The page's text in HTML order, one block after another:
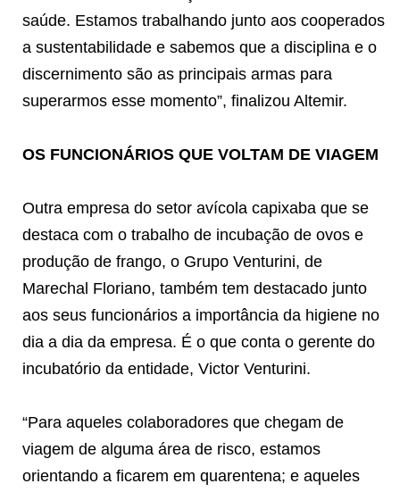
saúde. Estamos trabalhando junto aos cooperados
a sustentabilidade e sabemos que a disciplina e o
discernimento são as principais armas para
superarmos esse momento”, finalizou Altemir.
OS FUNCIONÁRIOS QUE VOLTAM DE VIAGEM
Outra empresa do setor avícola capixaba que se
destaca com o trabalho de incubação de ovos e
produção de frango, o Grupo Venturini, de
Marechal Floriano, também tem destacado junto
aos seus funcionários a importância da higiene no
dia a dia da empresa. É o que conta o gerente do
incubatório da entidade, Victor Venturini.
“Para aqueles colaboradores que chegam de
viagem de alguma área de risco, estamos
orientando a ficarem em quarentena; e aqueles